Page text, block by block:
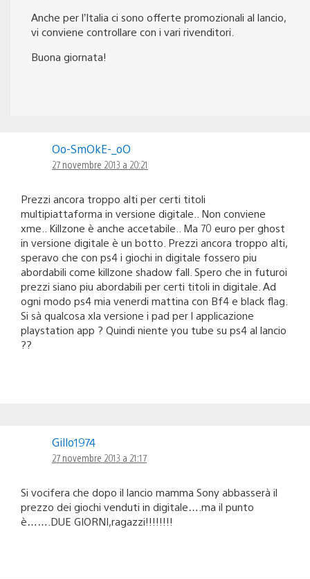
Anche per l’Italia ci sono offerte promozionali al lancio,
vi conviene controllare con i vari rivenditori.
Buona giornata!
Oo-SmOkE-_oO
27 novembre 2013 a 20:21
Prezzi ancora troppo alti per certi titoli
multipiattaforma in versione digitale.. Non conviene
xme.. Killzone è anche accetabile.. Ma 70 euro per ghost
in versione digitale è un botto. Prezzi ancora troppo alti,
speravo che con ps4 i giochi in digitale fossero piu
abordabili come killzone shadow fall. Spero che in futuroi
prezzi siano piu abordabili per certi titoli in digitale. Ad
ogni modo ps4 mia venerdi mattina con Bf4 e black flag.
Si sà qualcosa xla versione i pad per l applicazione
playstation app ? Quindi niente you tube su ps4 al lancio
??
Gillo1974
27 novembre 2013 a 21:17
Si vocifera che dopo il lancio mamma Sony abbasserà il
prezzo dei giochi venduti in digitale….ma il punto
è…….DUE GIORNI,ragazzi!!!!!!!!